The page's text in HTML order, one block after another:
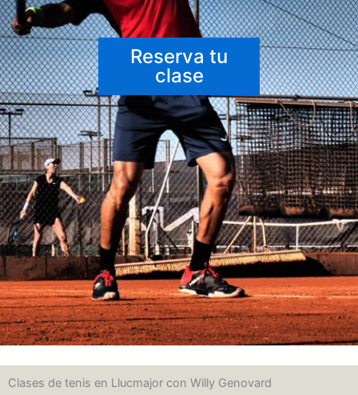
Reserva tu
clase
Clases de tenis en Llucmajor con Willy Genovard